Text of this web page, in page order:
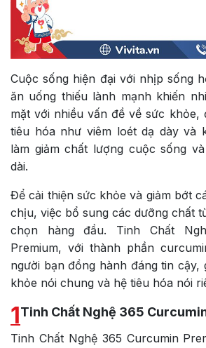
Cuộc sống hiện đại với nhịp sống
ăn uống thiếu lành mạnh khiến
mặt với nhiều vấn đề về sức khỏe,
tiêu hóa như viêm loét dạ dày và
làm giảm chất lượng cuộc sống
dài.
Để cải thiện sức khỏe và giảm bớt
chịu, việc bổ sung các dưỡng chất
chọn hàng đầu. Tinh Chất
Premium, với thành phần
người bạn đồng hành đáng tin cậy,
khỏe nói chung và hệ tiêu hóa nói
1Tinh Chất Nghệ 365
Tinh Chất Nghệ 365 Curcumin